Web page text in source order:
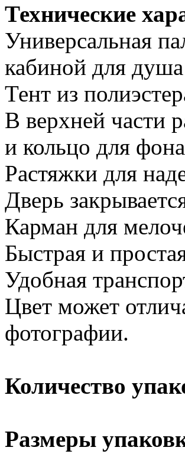
Технические
Универсальная
кабиной для
Тент из
В верхней части
и кольцо для
Растяжки для
Дверь
Карман для
Быстрая и
Удобная
Цвет может
фотографии.
Количество
Размеры